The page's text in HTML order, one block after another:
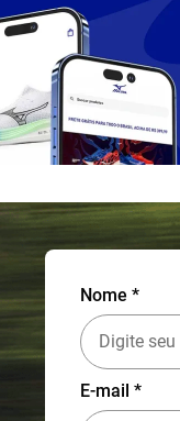
Nome *
E-mail *